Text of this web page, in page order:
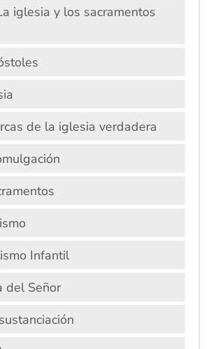
iglesia y los sacramentos
de la iglesia verdadera
Infantil
del Señor